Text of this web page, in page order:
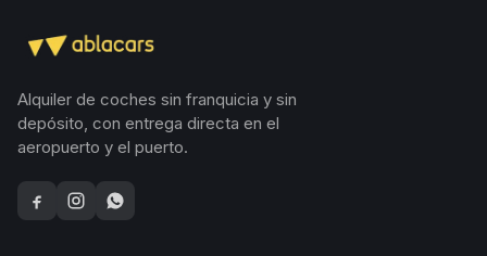
Alquiler de coches sin franquicia y sin
depósito, con entrega directa en el
aeropuerto y el puerto.
FacebookInstagramWhatsApp